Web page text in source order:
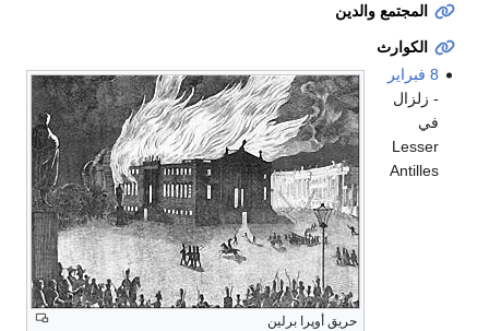
المجتمع والدين
الكوارث
حريق أوپرا برلين
8 فبراير
- زلزال
في
Lesser
Antilles